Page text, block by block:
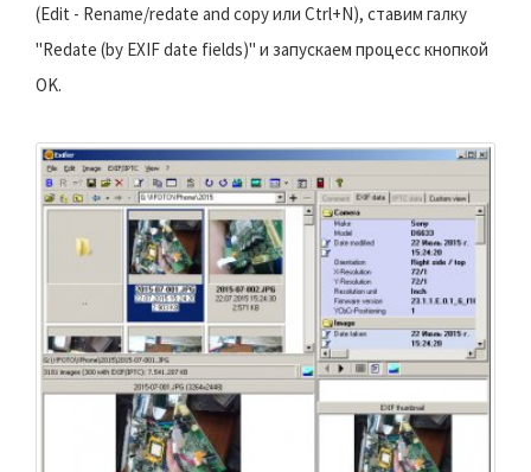
(Edit - Rename/redate and copy или Ctrl+N), ставим галку
"Redate (by EXIF date fields)" и запускаем процесс кнопкой
OK.